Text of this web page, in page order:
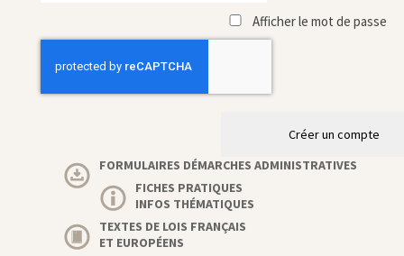
Afficher le mot de passe
Créer un compte
FORMULAIRES DÉMARCHES ADMINISTRATIVES
FICHES PRATIQUES
INFOS THÉMATIQUES
TEXTES DE LOIS FRANÇAIS
ET EUROPÉENS